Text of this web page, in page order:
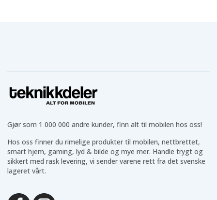
Gjør som 1 000 000 andre kunder, finn alt til mobilen hos oss!
Hos oss finner du rimelige produkter til mobilen, nettbrettet,
smart hjem, gaming, lyd & bilde og mye mer. Handle trygt og
sikkert med rask levering, vi sender varene rett fra det svenske
lageret vårt.